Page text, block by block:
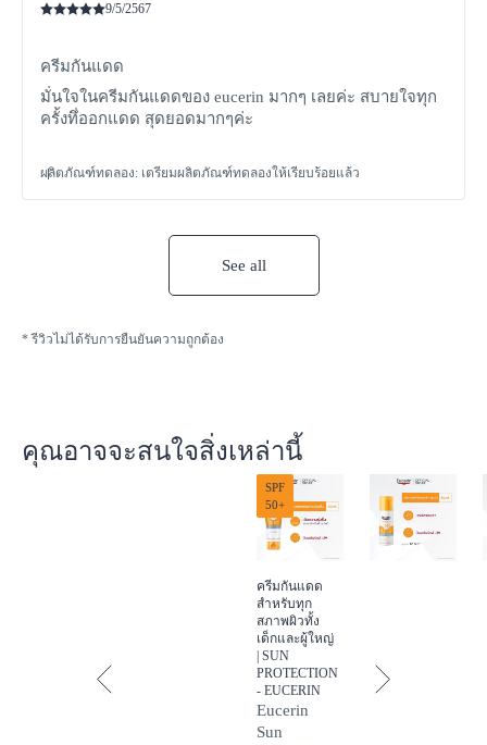
9/5/2567
ครีมกันแดด
มั่นใจในครีมกันแดดของ eucerin มากๆ เลยค่ะ สบายใจทุก
ครั้งทึ่ออกแดด สุดยอดมากๆค่ะ
ผลิตภัณฑ์ทดลอง: เตรียมผลิตภัณฑ์ทดลองให้เรียบร้อยแล้ว
See all
* รีวิวไม่ได้รับการยืนยันความถูกต้อง
คุณอาจจะสนใจสิ่งเหล่านี้
SPF
50+
ครีมกันแดด
สำหรับทุก
สภาพผิวทั้ง
เด็กและผู้ใหญ่
| SUN
PROTECTION
- EUCERIN
Eucerin
Sun